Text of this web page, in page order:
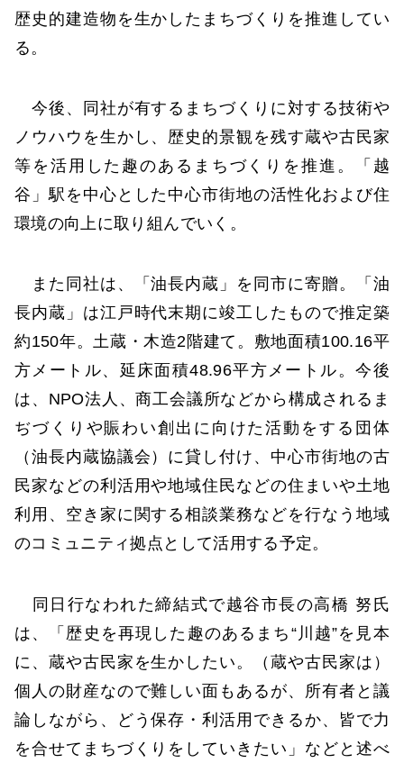
歴史的建造物を生かしたまちづくりを推進してい
る。
今後、同社が有するまちづくりに対する技術や
ノウハウを生かし、歴史的景観を残す蔵や古民家
等を活用した趣のあるまちづくりを推進。「越
谷」駅を中心とした中心市街地の活性化および住
環境の向上に取り組んでいく。
また同社は、「油長内蔵」を同市に寄贈。「油
長内蔵」は江戸時代末期に竣工したもので推定築
約150年。土蔵・木造2階建て。敷地面積100.16平
方メートル、延床面積48.96平方メートル。今後
は、NPO法人、商工会議所などから構成されるま
ぢづくりや賑わい創出に向けた活動をする団体
（油長内蔵協議会）に貸し付け、中心市街地の古
民家などの利活用や地域住民などの住まいや土地
利用、空き家に関する相談業務などを行なう地域
のコミュニティ拠点として活用する予定。
同日行なわれた締結式で越谷市長の高橋 努氏
は、「歴史を再現した趣のあるまち“川越”を見本
に、蔵や古民家を生かしたい。（蔵や古民家は）
個人の財産なので難しい面もあるが、所有者と議
論しながら、どう保存・利活用できるか、皆で力
を合せてまちづくりをしていきたい」などと述べ